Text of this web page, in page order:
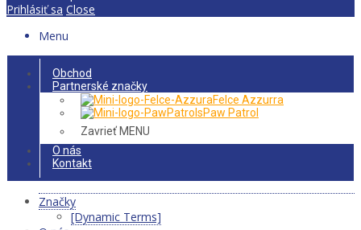
Prihlásiť sa Close
Menu
Obchod
Partnerské značky
Felce Azzurra
Paw Patrol
Zavrieť MENU
O nás
Kontakt
Značky
[Dynamic Terms]